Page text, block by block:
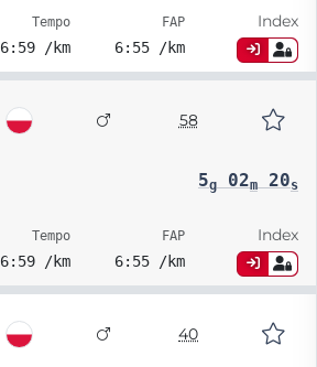
Tempo
6:59 /km
FAP
6:55 /km
Index
58
5g02m20s
Tempo
6:59 /km
FAP
6:55 /km
Index
40